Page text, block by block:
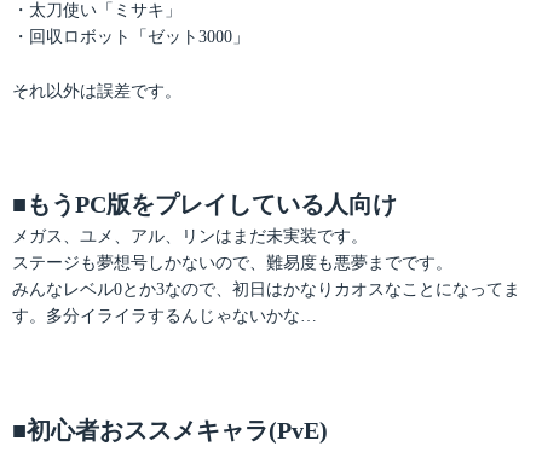
・太刀使い「ミサキ」
・回収ロボット「ゼット3000」
それ以外は誤差です。
■もうPC版をプレイしている人向け
メガス、ユメ、アル、リンはまだ未実装です。
ステージも夢想号しかないので、難易度も悪夢までです。
みんなレベル0とか3なので、初日はかなりカオスなことになってま
す。多分イライラするんじゃないかな…
■初心者おススメキャラ(PvE)